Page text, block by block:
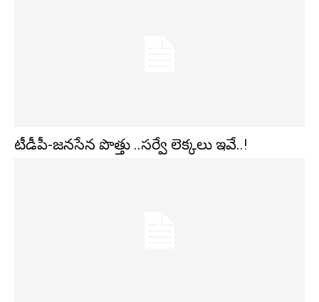
టీడీపీ-జనసేన పొత్తు ..సర్వే లెక్కలు ఇవే..!